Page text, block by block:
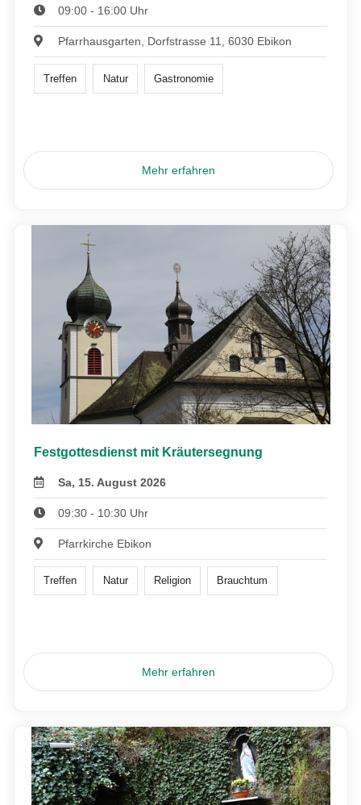
09:00 - 16:00 Uhr
Pfarrhausgarten, Dorfstrasse 11, 6030 Ebikon
Treffen Natur Gastronomie
Mehr erfahren
Festgottesdienst mit Kräutersegnung
Sa, 15. August 2026
09:30 - 10:30 Uhr
Pfarrkirche Ebikon
Treffen Natur Religion Brauchtum
Mehr erfahren